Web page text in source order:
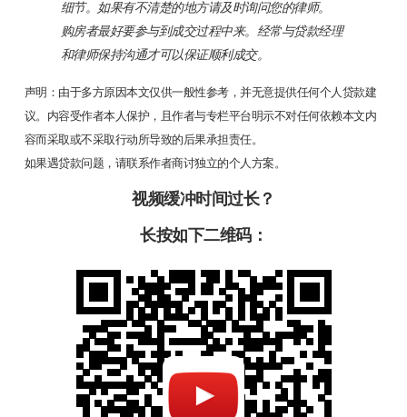
细节。如果有不清楚的地方请及时询问您的律师。
购房者最好要参与到成交过程中来。经常与贷款经理
和律师保持沟通才可以保证顺利成交。
声明：由于多方原因本文仅供一般性参考，并无意提供任何个人贷款建
议。内容受作者本人保护，且作者与专栏平台明示不对任何依赖本文内
容而采取或不采取行动所导致的后果承担责任。
如果遇贷款问题，请联系作者商讨独立的个人方案。
视频缓冲时间过长？
长按如下二维码：